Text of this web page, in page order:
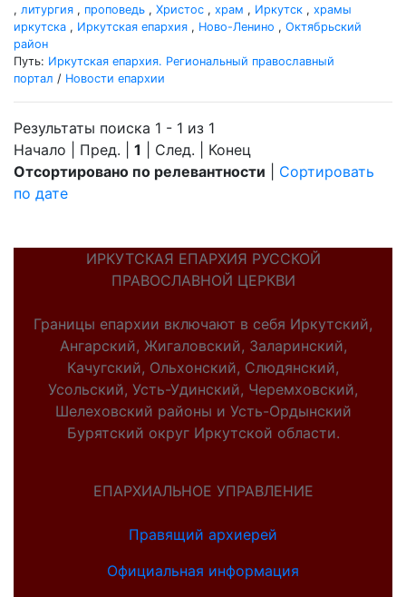
, литургия , проповедь , Христос , храм , Иркутск , храмы
иркутска , Иркутская епархия , Ново-Ленино , Октябрьский
район
Путь: Иркутская епархия. Региональный православный
портал / Новости епархии
Результаты поиска 1 - 1 из 1
Начало | Пред. | 1 | След. | Конец
Отсортировано по релевантности
Сортировать
по дате
ИРКУТСКАЯ ЕПАРХИЯ РУССКОЙ
ПРАВОСЛАВНОЙ ЦЕРКВИ
Границы епархии включают в себя Иркутский,
Ангарский, Жигаловский, Заларинский,
Качугский, Ольхонский, Слюдянский,
Усольский, Усть-Удинский, Черемховский,
Шелеховский районы и Усть-Ордынский
Бурятский округ Иркутской области.
ЕПАРХИАЛЬНОЕ УПРАВЛЕНИЕ
Правящий архиерей
Официальная информация